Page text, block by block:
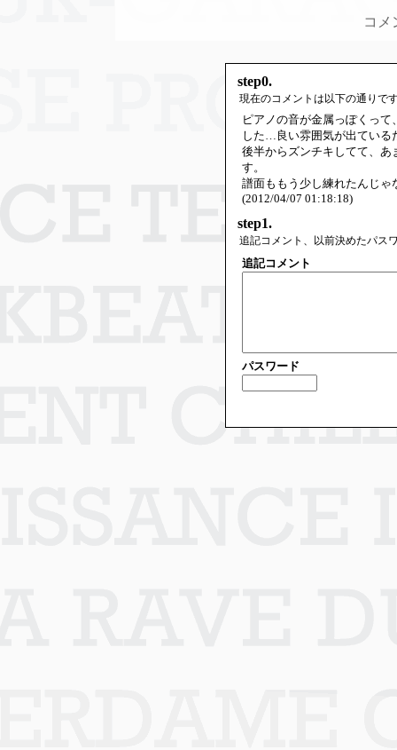
コメ
step0.
現在のコメントは以下の通りで
ピアノの音が金属っぽくっ
した…良い雰囲気が出ている
後半からズンチキしてて、
す。
譜面ももう少し練れたんじ
(2012/04/07 01:18:18)
step1.
追記コメント、以前決めたパス
追記コメント
パスワード